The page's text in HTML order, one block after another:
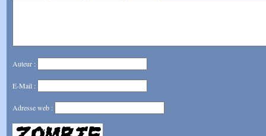
Auteur :
E-Mail :
Adresse web :